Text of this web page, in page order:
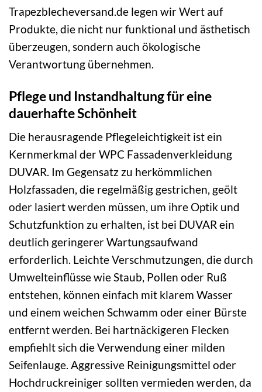
Trapezblecheversand.de legen wir Wert auf
Produkte, die nicht nur funktional und ästhetisch
überzeugen, sondern auch ökologische
Verantwortung übernehmen.
Pflege und Instandhaltung für eine
dauerhafte Schönheit
Die herausragende Pflegeleichtigkeit ist ein
Kernmerkmal der WPC Fassadenverkleidung
DUVAR. Im Gegensatz zu herkömmlichen
Holzfassaden, die regelmäßig gestrichen, geölt
oder lasiert werden müssen, um ihre Optik und
Schutzfunktion zu erhalten, ist bei DUVAR ein
deutlich geringerer Wartungsaufwand
erforderlich. Leichte Verschmutzungen, die durch
Umwelteinflüsse wie Staub, Pollen oder Ruß
entstehen, können einfach mit klarem Wasser
und einem weichen Schwamm oder einer Bürste
entfernt werden. Bei hartnäckigeren Flecken
empfiehlt sich die Verwendung einer milden
Seifenlauge. Aggressive Reinigungsmittel oder
Hochdruckreiniger sollten vermieden werden, da